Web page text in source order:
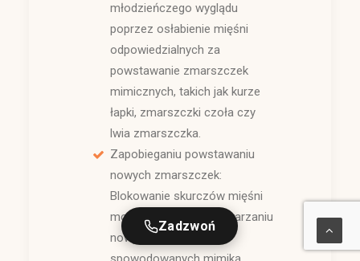
młodzieńczego wyglądu
poprzez osłabienie mięśni
odpowiedzialnych za
powstawanie zmarszczek
mimicznych, takich jak kurze
łapki, zmarszczki czoła czy
lwia zmarszczka.
Zapobieganiu powstawaniu
nowych zmarszczek:
Blokowanie skurczów mięśni
może zapobiegać wytwarzaniu
nowych zmarszczek
Zadzwoń